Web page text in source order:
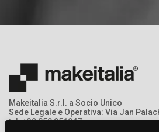
Makeitalia S.r.l. a Socio Unico
Sede Legale e Operativa: Via Jan
tel: +39 059 951047